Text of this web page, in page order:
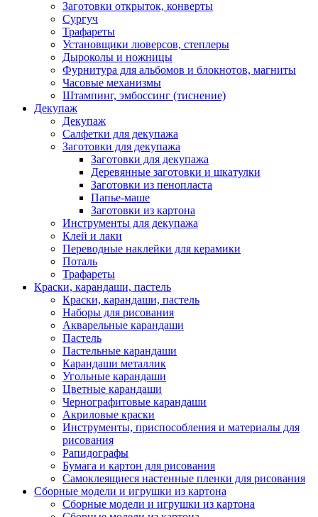
Заготовки открыток, конверты
Сургуч
Трафареты
Установщики люверсов, степлеры
Дыроколы и ножницы
Фурнитура для альбомов и блокнотов, магниты
Часовые механизмы
Штампинг, эмбоссинг (тиснение)
Декупаж
Декупаж
Салфетки для декупажа
Заготовки для декупажа
Заготовки для декупажа
Деревянные заготовки и шкатулки
Заготовки из пенопласта
Папье-маше
Заготовки из картона
Инструменты для декупажа
Клей и лаки
Переводные наклейки для керамики
Поталь
Трафареты
Краски, карандаши, пастель
Краски, карандаши, пастель
Наборы для рисования
Акварельные карандаши
Пастель
Пастельные карандаши
Карандаши металлик
Угольные карандаши
Цветные карандаши
Чернографитовые карандаши
Акриловые краски
Инструменты, приспособления и материалы для
рисования
Рапидографы
Бумага и картон для рисования
Самоклеящиеся настенные пленки для рисования
Сборные модели и игрушки из картона
Сборные модели и игрушки из картона